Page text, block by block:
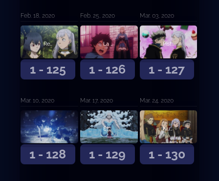
Feb. 18, 2020 Feb. 25, 2020 Mar. 03, 2020
1 - 125
Regreso a casa
Mar. 10, 2020
1 - 126
La confesión de la Rosa Azul
Mar. 17, 2020
1 - 127
Pistas
Mar. 24, 2020
1 - 128
¡Hacia el Reino del Corazón!
1 - 129
El diablo Megicula
1 - 130
Nueva reunión de capitanes de orden